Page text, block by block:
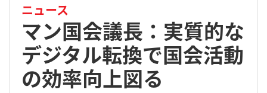
ニュース
マン国会議長：実質的な
デジタル転換で国会活動
の効率向上図る